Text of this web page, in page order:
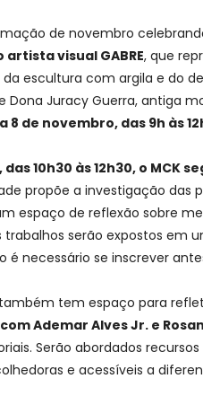
de novembro
visual GABRE, que
da escultura com argila e do
Dona Juracy Guerra, antiga
de novembro, das 9h às
das 10h30 às 12h30, o
propõe a investigação
espaço de reflexão sobre
trabalhos serão expostos
é necessário se inscrever
tem espaço para
Ademar Alves Jr. e
Serão abordados
e acessíveis a